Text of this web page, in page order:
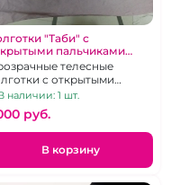
"Таби" с
пальчиками
телесные
с открытыми
и отделённым
пальчиком
наличии: 1 шт.
pуб.
В корзину